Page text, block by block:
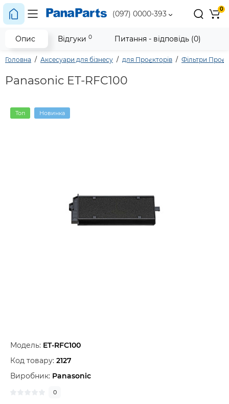
(097) 0000-393
0
Головна Аксесуари для бізнесу для Проєкторів Фільтри
Panasonic ET-RFC100
Топ Новинка
Модель: ET-RFC100
Код товару: 2127
Виробник: Panasonic
0
Опис Відгуки 0 Питання - відповідь (0)